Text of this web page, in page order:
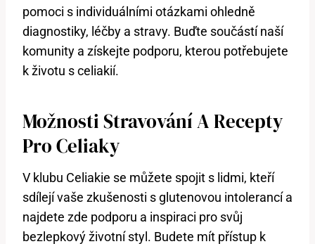
pomoci s individuálními otázkami ohledně
diagnostiky, léčby a stravy. Buďte součástí naší
komunity a získejte podporu, kterou potřebujete
k životu s celiakií.
Možnosti Stravování A Recepty
Pro Celiaky
V klubu Celiakie se můžete spojit s lidmi, kteří
sdílejí vaše zkušenosti s glutenovou intolerancí a
najdete zde podporu a inspiraci pro svůj
bezlepkový životní styl. Budete mít přístup k